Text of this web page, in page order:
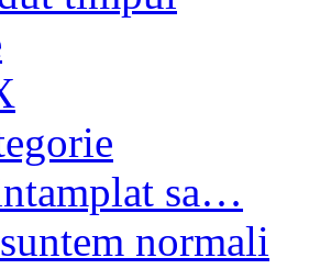
sa…
normali